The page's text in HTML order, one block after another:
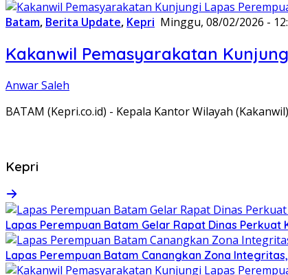
Batam, Berita Update, Kepri Minggu, 08/02/2026 -
Kakanwil Pemasyarakatan
Anwar Saleh
BATAM (Kepri.co.id) - Kepala Kantor Wilayah
Kepri
Lapas Perempuan Batam Gelar Rapat Dinas Perkuat
Lapas Perempuan Batam Canangkan Zona